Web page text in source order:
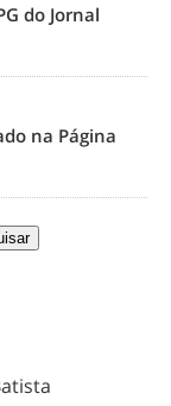
do Jornal
na Página